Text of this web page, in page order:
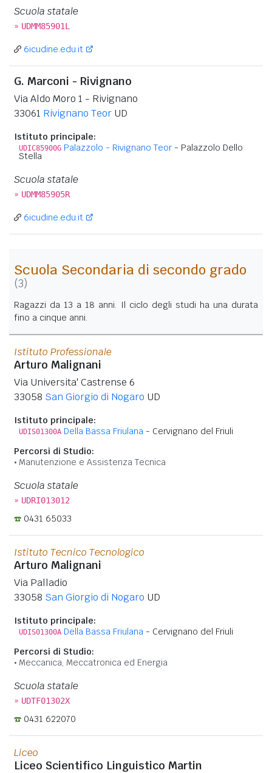
Scuola statale
» UDMM85901L
6icudine.edu.it
G. Marconi - Rivignano
Via Aldo Moro 1 - Rivignano
33061 Rivignano Teor UD
Istituto principale:
UDIC85900G Palazzolo - Rivignano Teor - Palazzolo Dello
Stella
Scuola statale
» UDMM85905R
6icudine.edu.it
Scuola Secondaria di secondo grado
(3)
Ragazzi da 13 a 18 anni. Il ciclo degli studi ha una durata
fino a cinque anni.
Istituto Professionale
Arturo Malignani
Via Universita' Castrense 6
33058 San Giorgio di Nogaro UD
Istituto principale:
UDIS01300A Della Bassa Friulana - Cervignano del Friuli
Percorsi di Studio:
Manutenzione e Assistenza Tecnica
Scuola statale
» UDRI013012
0431 65033
Istituto Tecnico Tecnologico
Arturo Malignani
Via Palladio
33058 San Giorgio di Nogaro UD
Istituto principale:
UDIS01300A Della Bassa Friulana - Cervignano del Friuli
Percorsi di Studio:
Meccanica, Meccatronica ed Energia
Scuola statale
» UDTF01302X
0431 622070
Liceo
Liceo Scientifico Linguistico Martin